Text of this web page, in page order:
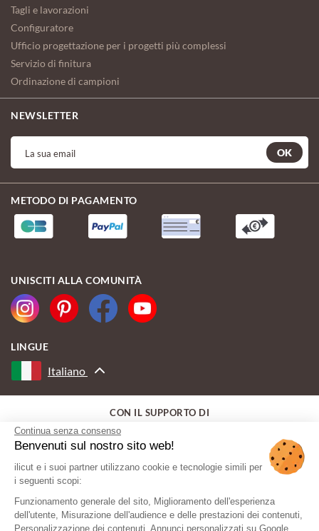
Continua senza consenso
Benvenuti sul nostro sito web!
ilicut e i suoi partner utilizzano cookie e tecnologie simili per
i seguenti scopi:
Funzionamento generale del sito, Miglioramento dell'esperienza
dell'utente, Misurazione dell'audience e delle prestazioni dei contenuti,
Personalizzazione dei contenuti, Annunci personalizzati su Google,
Tagli e lavorazioni
Configuratore
Ufficio progettazione per i progetti più complessi
Servizio di finitura
Ordinazione di campioni
NEWSLETTER
OK
METODO DI PAGAMENTO
UNISCITI ALLA COMUNITÀ
LINGUE
Italiano
CON IL SUPPORTO DI